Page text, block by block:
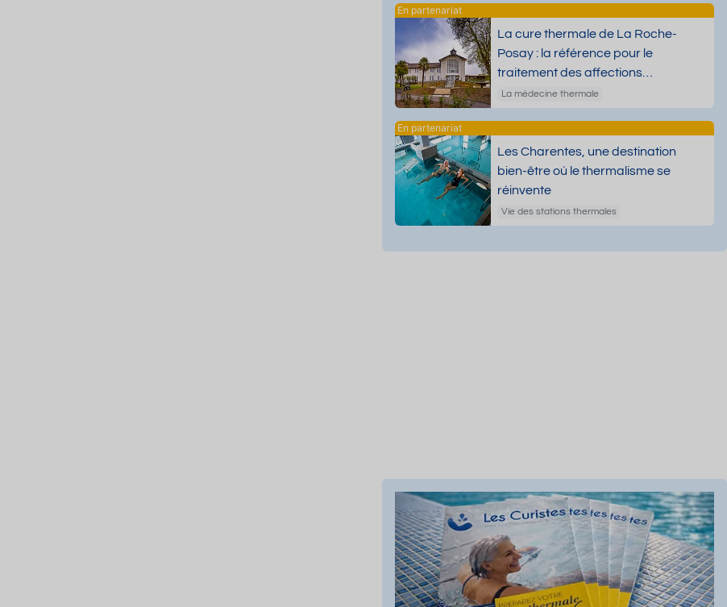
La cure thermale de La Roche-
Posay : la référence pour le
traitement des affections
dermatologiques
La médecine thermale
Les Charentes, une destination
bien-être où le thermalisme se
réinvente
Vie des stations thermales